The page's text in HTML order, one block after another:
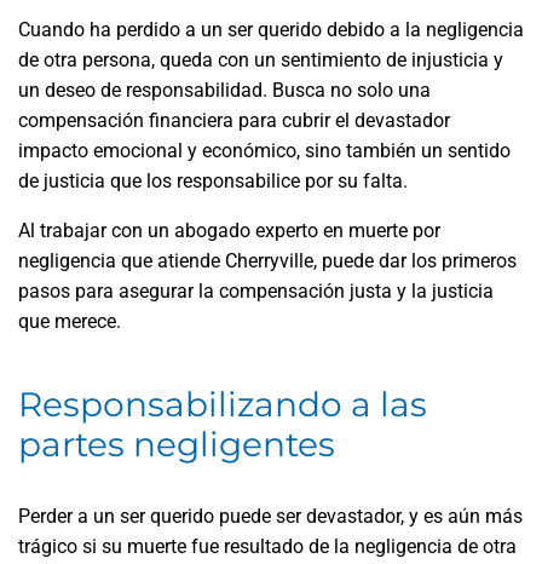
Cuando ha perdido a un ser querido debido a la negligencia
de otra persona, queda con un sentimiento de injusticia y
un deseo de responsabilidad. Busca no solo una
compensación financiera para cubrir el devastador
impacto emocional y económico, sino también un sentido
de justicia que los responsabilice por su falta.
Al trabajar con un abogado experto en muerte por
negligencia que atiende Cherryville, puede dar los primeros
pasos para asegurar la compensación justa y la justicia
que merece.
Responsabilizando a las
partes negligentes
Perder a un ser querido puede ser devastador, y es aún más
trágico si su muerte fue resultado de la negligencia de otra